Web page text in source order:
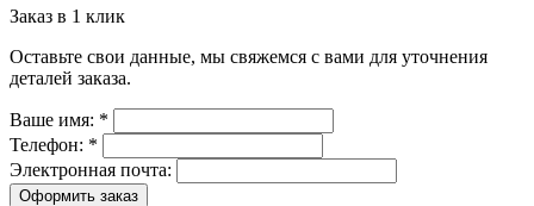
Заказ в 1 клик
Оставьте свои данные, мы свяжемся с вами для уточнения
деталей заказа.
Ваше имя: *
Телефон: *
Электронная почта:
Оформить заказ